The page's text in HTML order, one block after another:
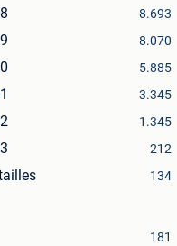
8.693
8.070
5.885
3.345
1.345
212
134
181